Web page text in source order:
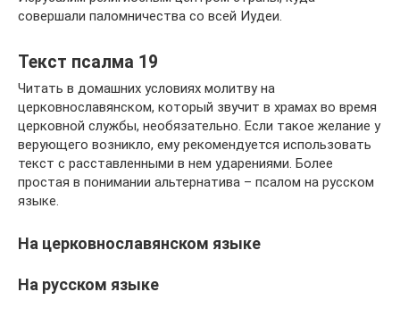
совершали паломничества со всей Иудеи.
Текст псалма 19
Читать в домашних условиях молитву на
церковнославянском, который звучит в храмах во время
церковной службы, необязательно. Если такое желание у
верующего возникло, ему рекомендуется использовать
текст с расставленными в нем ударениями. Более
простая в понимании альтернатива – псалом на русском
языке.
На церковнославянском языке
На русском языке